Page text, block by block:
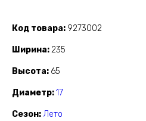
Код товара 9273002
Ширина 235
Высота 65
Диаметр 17
Сезон Лето